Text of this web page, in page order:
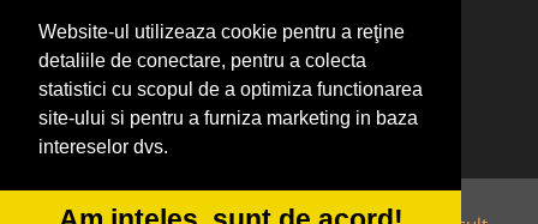
Website-ul utilizeaza cookie pentru a reţine
detaliile de conectare, pentru a colecta
statistici cu scopul de a optimiza functionarea
site-ului si pentru a furniza marketing in baza
intereselor dvs.
Alpinist-Utilitar.com
Birouri-Cadastru.ro
FirmaTractariAuto.ro
Service-Reparatii.com